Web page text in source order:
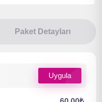
Paket Detayları
Uygula